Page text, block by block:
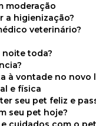
moderação
a higienização?
veterinário?
noite toda?
à vontade no novo
e física
seu pet feliz e
seu pet hoje?